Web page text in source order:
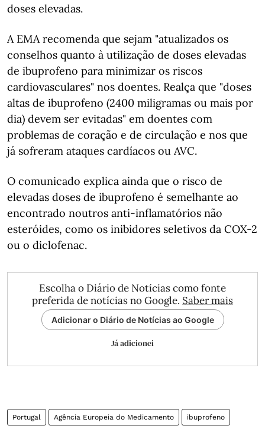
doses elevadas.
A EMA recomenda que sejam "atualizados os
conselhos quanto à utilização de doses elevadas
de ibuprofeno para minimizar os riscos
cardiovasculares" nos doentes. Realça que "doses
altas de ibuprofeno (2400 miligramas ou mais por
dia) devem ser evitadas" em doentes com
problemas de coração e de circulação e nos que
já sofreram ataques cardíacos ou AVC.
O comunicado explica ainda que o risco de
elevadas doses de ibuprofeno é semelhante ao
encontrado noutros anti-inflamatórios não
esteróides, como os inibidores seletivos da COX-2
ou o diclofenac.
Escolha o Diário de Notícias como fonte
preferida de notícias no Google. Saber mais
Adicionar o Diário de Notícias ao Google
Já adicionei
Portugal Agência Europeia do Medicamento ibuprofeno